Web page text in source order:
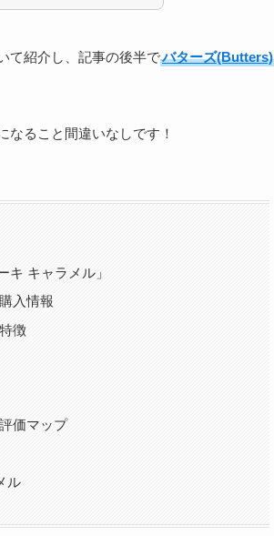
て紹介し、記事の後半でバターズ(Butters)
なること間違いなしです！
キ キャラメル」
入情報
徴
価マップ
ル